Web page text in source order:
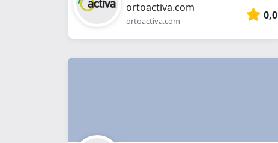
ortoactiva.com
ortoactiva.com 0,0